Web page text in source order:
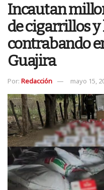
Incautan
de cigarrillos y
contrabando
Guajira
Por: Redacción mayo 15,